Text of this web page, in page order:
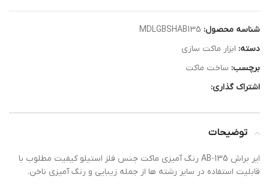
شناسه محصول: MDLGBSHAB135
دسته: ابزار ماکت سازی
برچسب: ساخت ماکت
اشتراک گذاری:
توضیحات
ایر براش AB-135 رنگ آمیزی ماکت جنس فلز استیلو کیفیت مطلوب با
قابلیت استفاده در سایر رشته ها از جمله زیبایی و رنگ آمیزی ناخن.